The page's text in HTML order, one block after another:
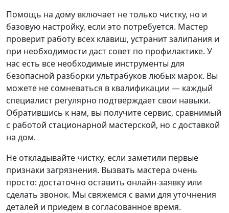
Помощь на дому включает не только чистку, но и
базовую настройку, если это потребуется. Мастер
проверит работу всех клавиш, устранит залипания и
при необходимости даст совет по профилактике. У
нас есть все необходимые инструменты для
безопасной разборки ультрабуков любых марок. Вы
можете не сомневаться в квалификации — каждый
специалист регулярно подтверждает свои навыки.
Обратившись к нам, вы получите сервис, сравнимый
с работой стационарной мастерской, но с доставкой
на дом.
Не откладывайте чистку, если заметили первые
признаки загрязнения. Вызвать мастера очень
просто: достаточно оставить онлайн-заявку или
сделать звонок. Мы свяжемся с вами для уточнения
деталей и приедем в согласованное время.